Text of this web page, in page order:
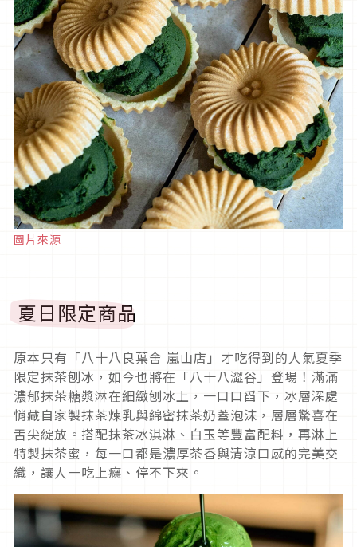
圖片來源
夏日限定商品
原本只有「八十八良葉舍 嵐山店」才吃得到的人氣夏季
限定抹茶刨冰，如今也將在「八十八澀谷」登場！滿滿
濃郁抹茶糖漿淋在細緻刨冰上，一口口舀下，冰層深處
悄藏自家製抹茶煉乳與綿密抹茶奶蓋泡沫，層層驚喜在
舌尖綻放。搭配抹茶冰淇淋、白玉等豐富配料，再淋上
特製抹茶蜜，每一口都是濃厚茶香與清涼口感的完美交
織，讓人一吃上癮、停不下來。